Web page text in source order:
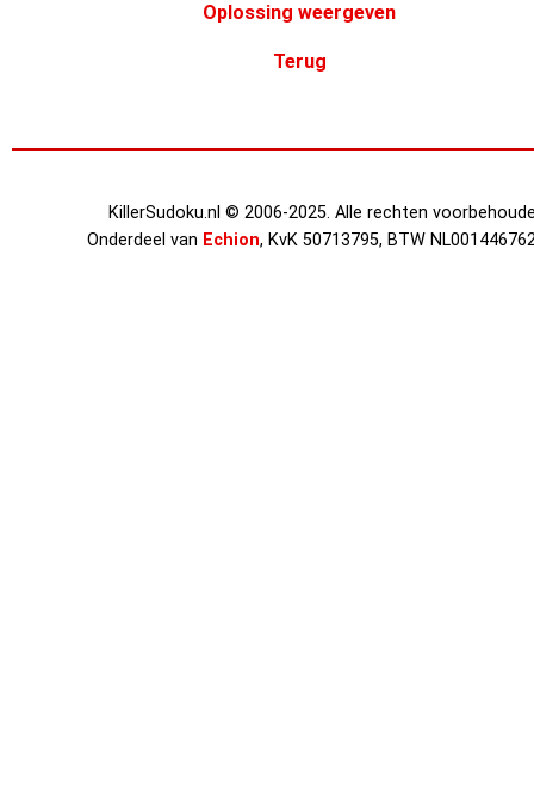
Oplossing weergeven
Terug
KillerSudoku.nl © 2006-2025. Alle rechten
Onderdeel van Echion, KvK 50713795, BTW